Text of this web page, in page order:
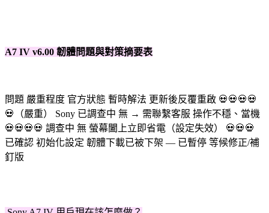
A7 IV v6.00 韌體問題與對策摘要表
問題 嚴重程度 官方狀態 暫時解法 更新後反覆重啟 💀💀💀💀
💀（嚴重）
Sony 已調查中 無 → 需聯繫客服 操作不穩、當機
💀💀💀💀 調查中 無 螢幕闔上立即省電（設定失效）
💀💀💀
已確認 初始化設定 韌體下載已被下架 — 已暫停 等候修正/補
釘版